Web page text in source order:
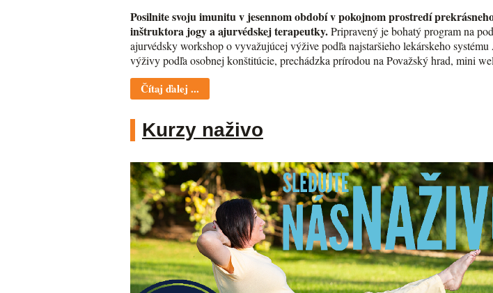
Posilnite svoju imunitu v jesennom období v pokojnom prostredí
inštruktora jogy a ajurvédskej terapeutky.Pripravený je bohatý program na
ajurvédsky workshop o vyvažujúcej výžive podľa najstaršieho lekárskeho
výživy podľa osobnej konštitúcie, prechádzka prírodou na Považský hrad, mini
Čítaj ďalej ...
Kurzy naživo